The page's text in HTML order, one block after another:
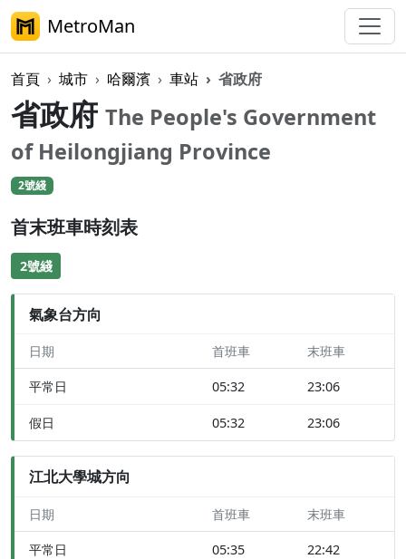
MetroMan
首頁 城市 哈爾濱 車站 省政府
省政府 The People's Government
of Heilongjiang Province
2號綫
首末班車時刻表
2號綫
氣象台方向
日期 首班車 末班車
平常日 05:32 23:06
假日 05:32 23:06
江北大學城方向
日期 首班車 末班車
平常日 05:35 22:42